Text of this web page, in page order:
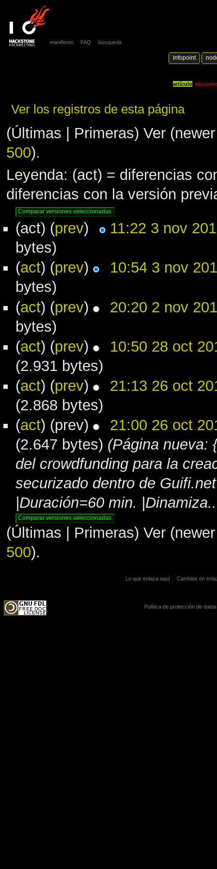
Ver los registros de esta página
(Últimas | Primeras) Ver
500).
Leyenda: (act) = diferencias
diferencias con la versión
(act) (prev)
11:22 3 nov
bytes)
(act) (prev)
10:54 3 nov
bytes)
(act) (prev)
20:20 2 nov
bytes)
(act) (prev)
10:50 28 oct
(2.931 bytes)
(act) (prev)
21:13 26 oct
(2.868 bytes)
(act) (prev)
21:00 26 oct
(2.647 bytes) (Página nueva:
del crowdfunding para la
securizado dentro de
|Duración=60 min.
(Últimas | Primeras) Ver
500).
artículo
manifiesto FAQ búsqueda
infopoint
Lo que enlaza aquí Cambios en
Política de protección de datos